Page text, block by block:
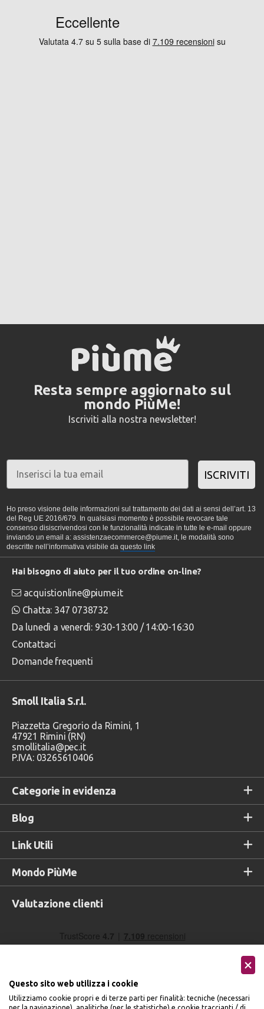
Resta sempre aggiornato sul
mondo PiùMe!
Iscriviti alla nostra newsletter!
ISCRIVITI
Ho preso visione delle informazioni sul trattamento dei dati ai sensi dell’art. 13
del Reg UE 2016/679. In qualsiasi momento è possibile revocare tale
consenso disiscrivendosi con le funzionalità indicate in tutte le e-mail oppure
inviando un email a: assistenzaecommerce@piume.it, le modalità sono
descritte nell’informativa visibile da questo link
Categorie in evidenza
Blog
Link Utili
Mondo PiùMe
Hai bisogno di aiuto per il tuo ordine on-line?
acquistionline@piume.it
Chatta: 347 0738732
Da lunedì a venerdì: 9:30-13:00 / 14:00-16:30
Contattaci
Domande frequenti
Smoll Italia S.r.l.
Piazzetta Gregorio da Rimini, 1
47921 Rimini (RN)
smollitalia@pec.it
P.IVA: 03265610406
Valutazione clienti
Questo sito web utilizza i cookie
Utilizziamo cookie propri e di terze parti per finalità: tecniche (necessari